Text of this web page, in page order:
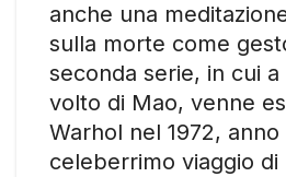
anche una
sulla morte come
seconda serie, in cui
volto di Mao, venne
Warhol nel 1972, anno
celeberrimo viaggio di